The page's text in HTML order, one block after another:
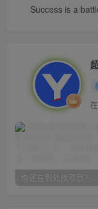
Success is a
你还在到处找项目？还在当韭菜？我靠卖项目一个月收入5万+，曾经我也是个失败者。